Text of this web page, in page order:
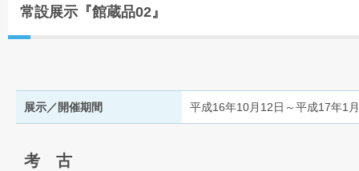
常設展示『館蔵品02』
展示／開催期間 平成16年10月12日～平成17年1
考 古